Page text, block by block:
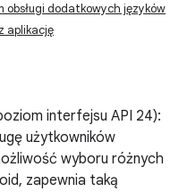
dodatkowych języków
aplikację
interfejsu API 24):
użytkowników
wyboru różnych
zapewnia taką